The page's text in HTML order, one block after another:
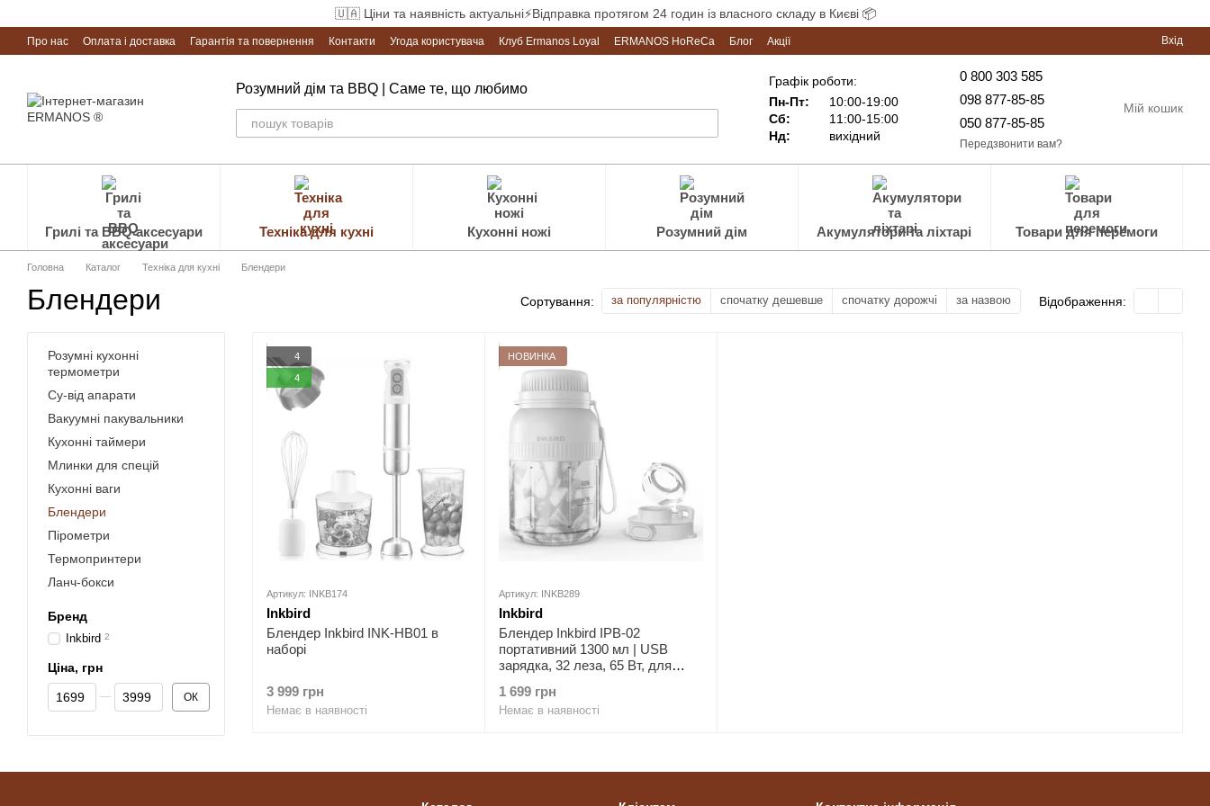
🇺🇦 Ціни та наявність актуальні⚡Відправка протягом 24 годин із власного складу в Києві 📦
Про нас Оплата і доставка Гарантія та повернення Контакти Угода користувача Клуб Ermanos Loyal ERMANOS HoReCa Блог Акції Вхід
Розумний дім та BBQ | Саме те, що любимо
Графік роботи:
Пн-Пт:
10:00-19:00
Сб:
11:00-15:00
Нд:
вихідний
0 800 303 585
098 877-85-85
050 877-85-85
Передзвонити вам?
Мій кошик
Грилі та BBQ аксесуари Техніка для кухні Кухонні ножі Розумний дім Акумулятори та ліхтарі Товари для перемоги
Головна Каталог Техніка для кухні Блендери
Блендери Сортування: за популярністю спочатку дешевше спочатку дорожчі за назвою Відображення:
4
4
Артикул: INKB174
Inkbird
Блендер Inkbird INK-HB01 в
наборі
3 999 грн
Немає в наявності
НОВИНКА
Артикул: INKB289
Inkbird
Блендер Inkbird IPB-02
портативний 1300 мл | USB
зарядка, 32 леза, 65 Вт, для
1 699 грн
Немає в наявності
Розумні кухонні
термометри
Су-від апарати
Вакуумні пакувальники
Кухонні таймери
Млинки для спецій
Кухонні ваги
Блендери
Пірометри
Термопринтери
Ланч-бокси
Бренд
Inkbird 2
Ціна, грн
Від Ціна, грн
До Ціна, грн ОК